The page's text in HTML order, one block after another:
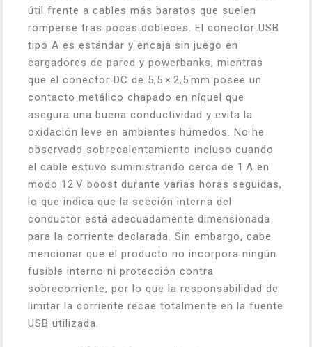
útil frente a cables más baratos que suelen
romperse tras pocas dobleces. El conector USB
tipo A es estándar y encaja sin juego en
cargadores de pared y powerbanks, mientras
que el conector DC de 5,5 × 2,5 mm posee un
contacto metálico chapado en níquel que
asegura una buena conductividad y evita la
oxidación leve en ambientes húmedos. No he
observado sobrecalentamiento incluso cuando
el cable estuvo suministrando cerca de 1 A en
modo 12 V boost durante varias horas seguidas,
lo que indica que la sección interna del
conductor está adecuadamente dimensionada
para la corriente declarada. Sin embargo, cabe
mencionar que el producto no incorpora ningún
fusible interno ni protección contra
sobrecorriente, por lo que la responsabilidad de
limitar la corriente recae totalmente en la fuente
USB utilizada.